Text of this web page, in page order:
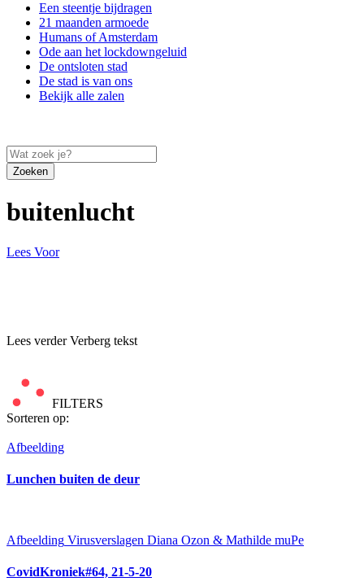
Een steentje bijdragen
21 maanden armoede
Humans of Amsterdam
Ode aan het lockdowngeluid
De ontsloten stad
De stad is van ons
Bekijk alle zalen
Zoeken
buitenlucht
Lees Voor
Lees verderVerberg tekst
FILTERS
Sorteren op:
Afbeelding
Lunchen buiten de deur
Afbeelding Virusverslagen Diana Ozon & Mathilde muPe
CovidKroniek#64, 21-5-20